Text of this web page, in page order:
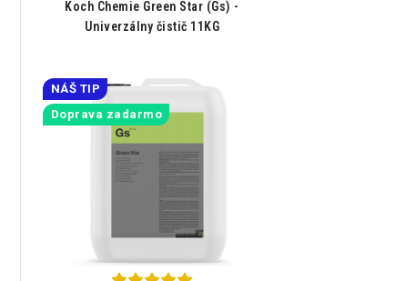
Koch Chemie Green Star (Gs) -
Univerzálny čistič 11KG
NÁŠ TIP
Doprava zadarmo